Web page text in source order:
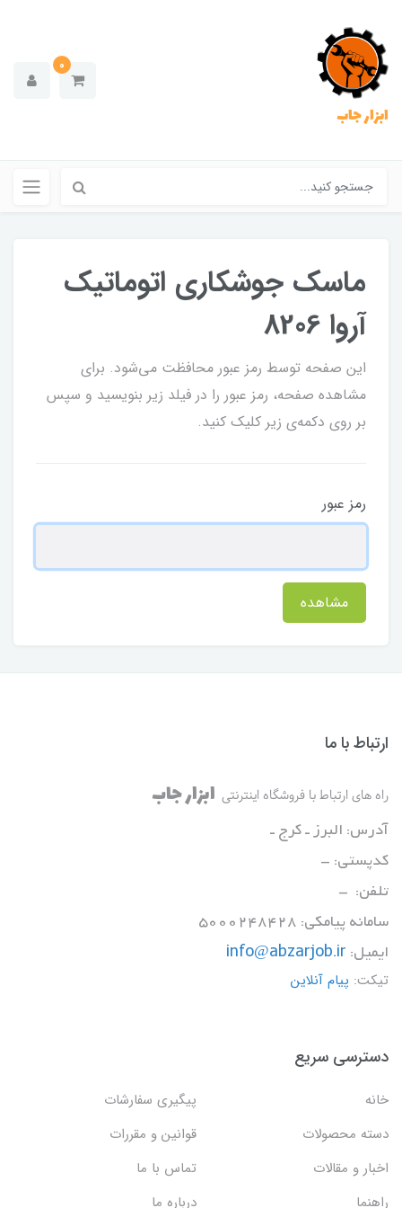
ابزار جاب
0
ماسک جوشکاری اتوماتیک
آروا 8206
این صفحه توسط رمز عبور محافظت می‌شود. برای
مشاهده صفحه، رمز عبور را در فیلد زیر بنویسید و سپس
بر روی دکمه‌ی زیر کلیک کنید.
رمز عبور
مشاهده
ارتباط با ما
راه های ارتباط با فروشگاه اینترنتی ابزار جاب
آدرس: البرز ـ کرج ـ
کدپستی: -
تلفن: -
سامانه پیامکی: 5000248428
ایمیل: info@abzarjob.ir
تیکت: پیام آنلاین
دسترسی سریع
خانه
پیگیری سفارشات
دسته محصولات
قوانین و مقررات
اخبار و مقالات
تماس با ما
راهنما
درباره ما